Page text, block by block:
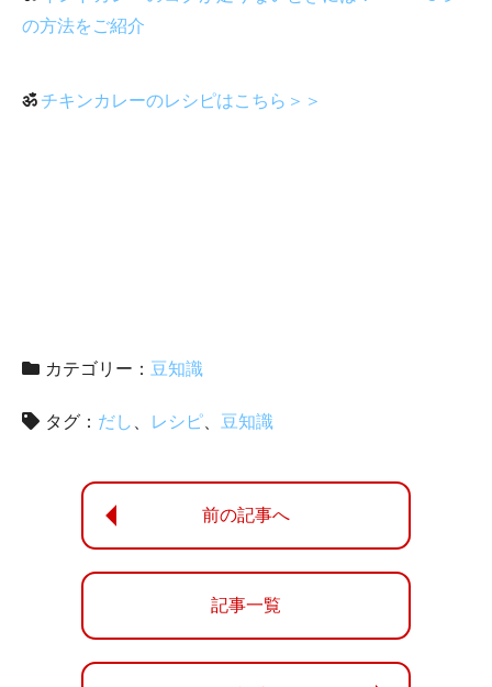
の方法をご紹介
ॐ チキンカレーのレシピはこちら＞＞
カテゴリー： 豆知識
タグ： だし レシピ 豆知識
前の記事へ
記事一覧